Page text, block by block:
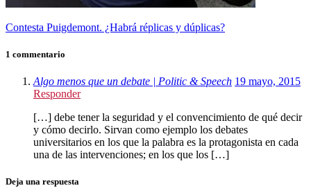
Contesta Puigdemont. ¿Habrá réplicas y dúplicas?
1 commentario
Algo menos que un debate | Politic & Speech 19 mayo, 2015
Responder
[…] debe tener la seguridad y el convencimiento de qué decir
y cómo decirlo. Sirvan como ejemplo los debates
universitarios en los que la palabra es la protagonista en cada
una de las intervenciones; en los que los […]
Deja una respuesta